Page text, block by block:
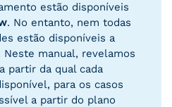
estão disponíveis
. No entanto, nem todas
estão disponíveis a
Neste manual, revelamos
partir da qual cada
para os casos
a partir do plano